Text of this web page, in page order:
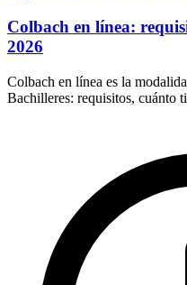
Colbach en línea:
2026
Colbach en línea es la
Bachilleres: requisitos, cuánto